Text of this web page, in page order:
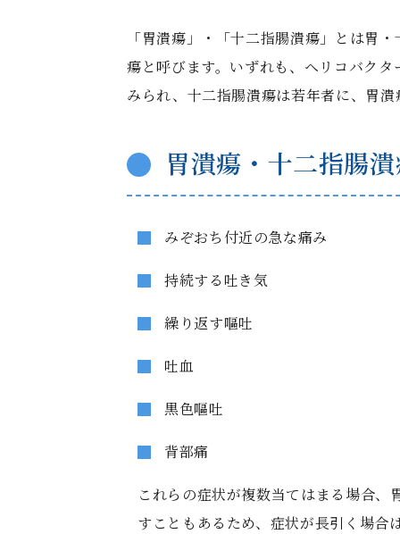
「胃潰瘍」・「十二指腸潰瘍」とは胃
瘍と呼びます。いずれも、ヘリコバク
みられ、十二指腸潰瘍は若年者に、胃
胃潰瘍・十二指腸
みぞおち付近の急な痛み
持続する吐き気
繰り返す嘔吐
吐血
黒色嘔吐
背部痛
これらの症状が複数当てはまる場合
すこともあるため、症状が長引く場合